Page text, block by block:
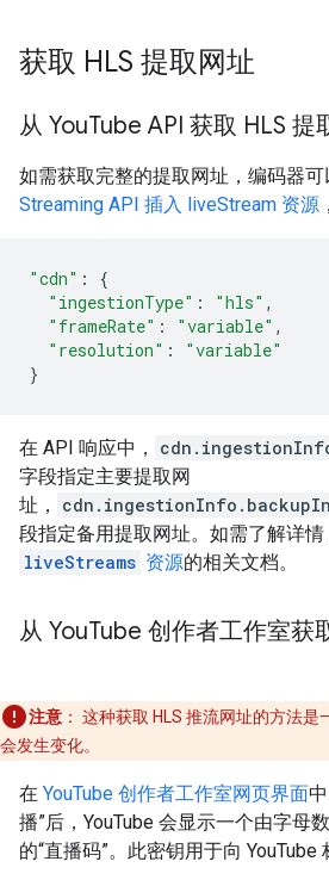
获取 HLS 提取网址
从 YouTube API 获取 HLS 提
如需获取完整的提取网址，编码器可
Streaming API 插入 liveStream 资源
"cdn" :
{
"ingestionType" : "hls" ,
"frameRate" : "variable" ,
"resolution" :
"variable"
}
在 API 响应中，
字段指定主要提取网
址，
段指定备用提取网址。如需了解详情
liveStreams 资源的相关文档。
从 YouTube 创作者工作室获
注意 ： 这种获取 HLS 推流网址的方法
会发生变化。
在 YouTube 创作者工作室网页界面
播”后，YouTube 会显示一个由字母
的“直播码”。此密钥用于向 YouTube